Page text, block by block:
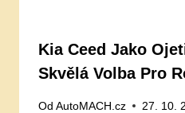
Kia Ceed Jako
Skvělá Volba Pro
Od AutoMACH.cz 27. 10.